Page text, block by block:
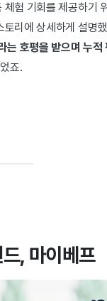
험 기회를 제공하기
리에 상세하게 설명
는 호평을 받으며 누
죠.
, 마이베프